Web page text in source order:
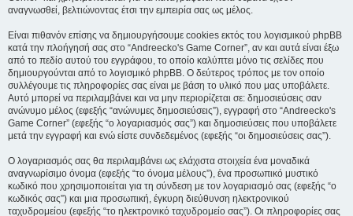
αναγνωσθεί, βελτιώνοντας έτσι την εμπειρία σας ως μέλος.
Είναι πιθανόν επίσης να δημιουργήσουμε cookies εκτός του λογισμικού phpBB
κατά την πλοήγησή σας στο “Andreecko's Game Corner”, αν και αυτά είναι έξω
από το πεδίο αυτού του εγγράφου, το οποίο καλύπτει μόνο τις σελίδες που
δημιουργούνται από το λογισμικό phpBB. Ο δεύτερος τρόπος με τον οποίο
συλλέγουμε τις πληροφορίες σας είναι με βάση το υλικό που μας υποβάλετε.
Αυτό μπορεί να περιλαμβάνει και να μην περιορίζεται σε: δημοσιεύσεις σαν
ανώνυμο μέλος (εφεξής “ανώνυμες δημοσιεύσεις”), εγγραφή στο “Andreecko's
Game Corner” (εφεξής “ο λογαριασμός σας”) και δημοσιεύσεις που υποβάλετε
μετά την εγγραφή και ενώ είστε συνδεδεμένος (εφεξής “οι δημοσιεύσεις σας”).
Ο λογαριασμός σας θα περιλαμβάνει ως ελάχιστα στοιχεία ένα μοναδικά
αναγνωρίσιμο όνομα (εφεξής “το όνομα μέλους”), ένα προσωπικό μυστικό
κωδικό που χρησιμοποιείται για τη σύνδεση με τον λογαριασμό σας (εφεξής “ο
κωδικός σας”) και μια προσωπική, έγκυρη διεύθυνση ηλεκτρονικού
ταχυδρομείου (εφεξής “το ηλεκτρονικό ταχυδρομείο σας”). Οι πληροφορίες σας